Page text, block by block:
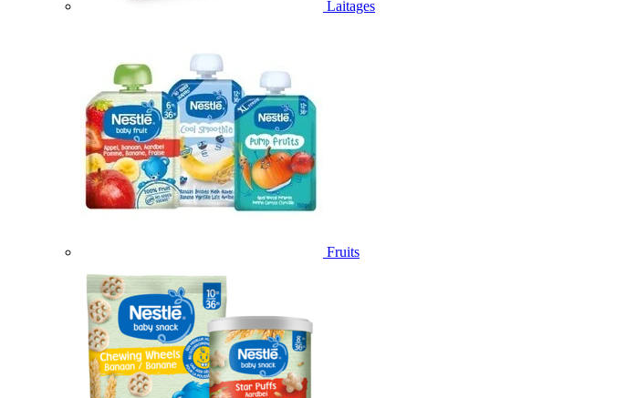
Laitages
Fruits